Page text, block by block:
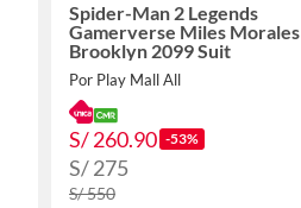
Spider-Man 2 Legends
Gamerverse Miles Morales
Brooklyn 2099 Suit
Por Play Mall All
S/ 260.90 -53%
S/ 275
S/ 550